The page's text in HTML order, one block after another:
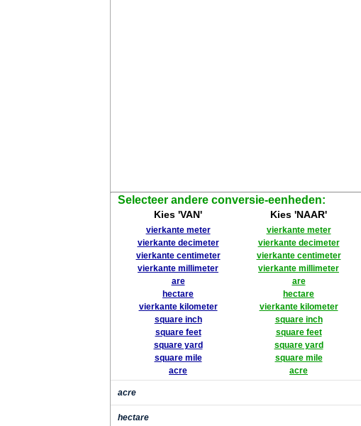
Selecteer andere conversie-eenheden:
Kies 'VAN' Kies 'NAAR'
vierkante meter
vierkante decimeter
vierkante centimeter
vierkante millimeter
are
hectare
vierkante kilometer
square inch
square feet
square yard
square mile
acre
vierkante meter
vierkante decimeter
vierkante centimeter
vierkante millimeter
are
hectare
vierkante kilometer
square inch
square feet
square yard
square mile
acre
acre
hectare